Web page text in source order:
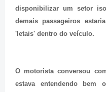
disponibilizar um setor
demais passageiros
'letais' dentro do veículo.
O motorista conversou
estava entendendo bem